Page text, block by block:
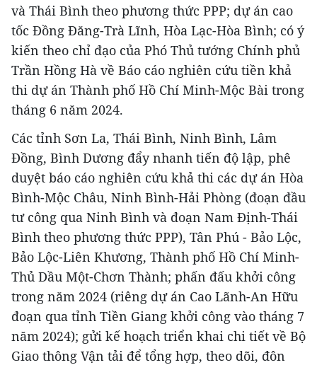
và Thái Bình theo phương thức PPP; dự án cao
tốc Đồng Đăng-Trà Lĩnh, Hòa Lạc-Hòa Bình; có ý
kiến theo chỉ đạo của Phó Thủ tướng Chính phủ
Trần Hồng Hà về Báo cáo nghiên cứu tiền khả
thi dự án Thành phố Hồ Chí Minh-Mộc Bài trong
tháng 6 năm 2024.
Các tỉnh Sơn La, Thái Bình, Ninh Bình, Lâm
Đồng, Bình Dương đẩy nhanh tiến độ lập, phê
duyệt báo cáo nghiên cứu khả thi các dự án Hòa
Bình-Mộc Châu, Ninh Bình-Hải Phòng (đoạn đầu
tư công qua Ninh Bình và đoạn Nam Định-Thái
Bình theo phương thức PPP), Tân Phú - Bảo Lộc,
Bảo Lộc-Liên Khương, Thành phố Hồ Chí Minh-
Thủ Dầu Một-Chơn Thành; phấn đấu khởi công
trong năm 2024 (riêng dự án Cao Lãnh-An Hữu
đoạn qua tỉnh Tiền Giang khởi công vào tháng 7
năm 2024); gửi kế hoạch triển khai chi tiết về Bộ
Giao thông Vận tải để tổng hợp, theo dõi, đôn